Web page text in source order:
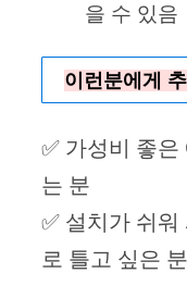
을 수 있음
이런분에게
✅ 가성비 좋
는 분
✅ 설치가 쉬
로 틀고 싶은 분